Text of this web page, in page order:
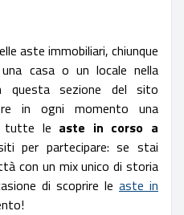
aste immobiliari, chiunque
casa o un locale nella
questa sezione del sito
in ogni momento una
tutte le aste in corso a
per partecipare: se stai
con un mix unico di storia
di scoprire le aste in